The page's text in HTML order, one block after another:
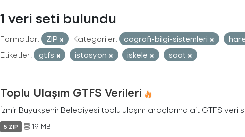
1 veri seti bulundu
Formatlar: ZIP Kategoriler: cografi-bilgi-sistemleri
Etiketler:
gtfs istasyon iskele saat
Toplu Ulaşım GTFS Verileri
İzmir Büyükşehir Belediyesi toplu ulaşım araçlarına ait GTFS veri
5 ZIP 19 MB